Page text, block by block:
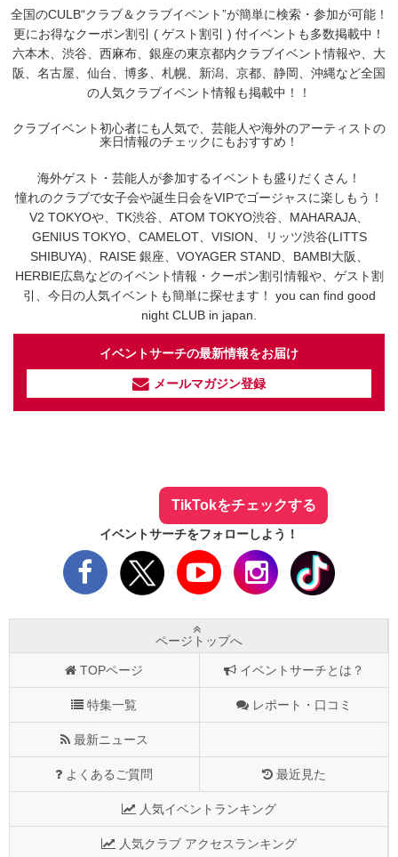
全国のCULB“クラブ＆クラブイベント”が簡単に検索・参加が可能！
更にお得なクーポン割引 ( ゲスト割引 ) 付イベントも多数掲載中！
六本木、渋谷、西麻布、銀座の東京都内クラブイベント情報や、大
阪、名古屋、仙台、博多、札幌、新潟、京都、静岡、沖縄など全国
の人気クラブイベント情報も掲載中！！
クラブイベント初心者にも人気で、芸能人や海外のアーティストの
来日情報のチェックにもおすすめ！
海外ゲスト・芸能人が参加するイベントも盛りだくさん！
憧れのクラブで女子会や誕生日会をVIPでゴージャスに楽しもう！
V2 TOKYOや、TK渋谷、ATOM TOKYO渋谷、MAHARAJA、
GENIUS TOKYO、CAMELOT、VISION、リッツ渋谷(LITTS
SHIBUYA)、RAISE 銀座、VOYAGER STAND、BAMBI大阪、
HERBIE広島などのイベント情報・クーポン割引情報や、ゲスト割
引、今日の人気イベントも簡単に探せます！ you can find good
night CLUB in japan.
イベントサーチの最新情報をお届け
メールマガジン登録
TikTokをチェックする
イベントサーチをフォローしよう！
ページトップへ
TOPページ イベントサーチとは？
特集一覧 レポート・口コミ
最新ニュース
よくあるご質問 最近見た
人気イベントランキング
人気クラブ アクセスランキング